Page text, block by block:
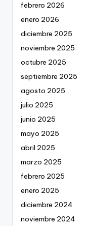
febrero 2026
enero 2026
diciembre 2025
noviembre 2025
octubre 2025
septiembre 2025
agosto 2025
julio 2025
junio 2025
mayo 2025
abril 2025
marzo 2025
febrero 2025
enero 2025
diciembre 2024
noviembre 2024